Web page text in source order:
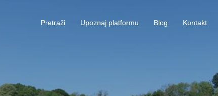
Pretraži Upoznaj platformu Blog Kontakt